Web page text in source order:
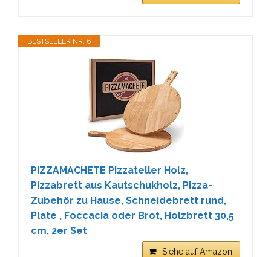
BESTSELLER NR. 6
PIZZAMACHETE Pizzateller Holz,
Pizzabrett aus Kautschukholz, Pizza-
Zubehör zu Hause, Schneidebrett rund,
Plate , Foccacia oder Brot, Holzbrett 30,5
cm, 2er Set
Siehe auf Amazon